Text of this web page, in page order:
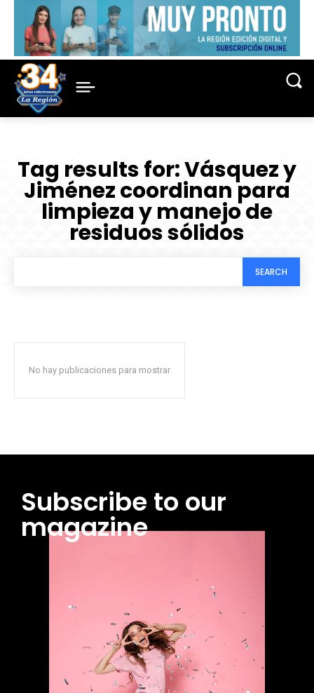
Tag results for:Vásquez y
Jiménez coordinan para
limpieza y manejo de
residuos sólidos
SEARCH
No hay publicaciones para mostrar
Subscribe to our
magazine